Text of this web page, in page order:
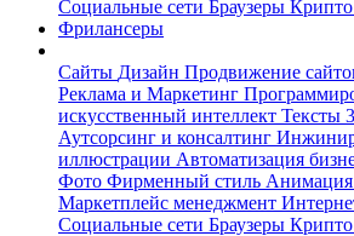
Социальные сети Браузеры
Фрилансеры
Сайты Дизайн Продвижение
Реклама и Маркетинг
искусственный интеллект Тексты
Аутсорсинг и консалтинг
иллюстрации Автоматизация
Фото Фирменный стиль Анимация
Маркетплейс менеджмент
Социальные сети Браузеры